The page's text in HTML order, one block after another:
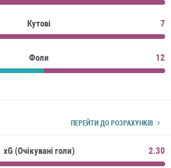
Кутові 7
Фоли 12
ПЕРЕЙТИ ДО РОЗРАХУНКІВ
xG (Очікувані голи) 2.30